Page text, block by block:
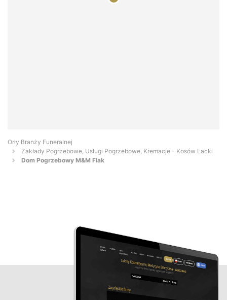
Orły Branży Funeralnej
Zakłady Pogrzebowe, Usługi Pogrzebowe, Kremacje - Kosów Lacki
Dom Pogrzebowy M&M Flak